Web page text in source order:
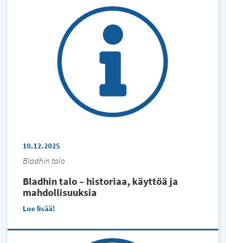
10.12.2025
Bladhin talo
Bladhin talo – historiaa, käyttöä ja
mahdollisuuksia
Lue lisää